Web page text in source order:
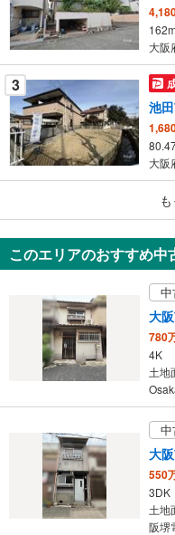
保
存
る
162m
大阪
3
池
大阪
交
大阪
このエリアのおすすめ中
中
大
780
4K
土地
中
大
550
3DK
土地
阪堺